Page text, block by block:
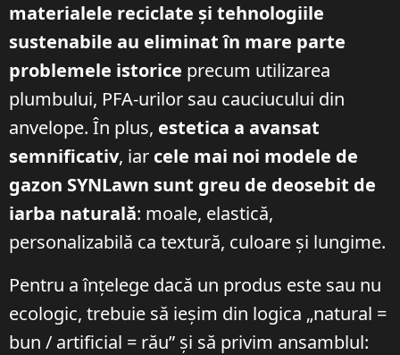
materialele reciclate și tehnologiile
sustenabile au eliminat în mare parte
problemele istorice precum utilizarea
plumbului, PFA-urilor sau cauciucului din
anvelope. În plus, estetica a avansat
semnificativ, iar cele mai noi modele de
gazon SYNLawn sunt greu de deosebit de
iarba naturală: moale, elastică,
personalizabilă ca textură, culoare și lungime.
Pentru a înțelege dacă un produs este sau nu
ecologic, trebuie să ieșim din logica „natural =
bun / artificial = rău” și să privim ansamblul: